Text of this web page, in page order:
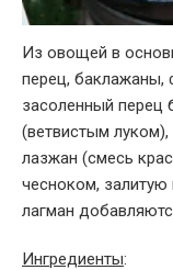
Из овощей в
перец, баклажаны,
засоленный перец
(ветвистым
лазжан (смесь
чесноком,
лагман
Ингредиенты: